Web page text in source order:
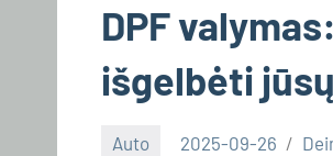
DPF
išgelbėti
Auto 2025-09-26